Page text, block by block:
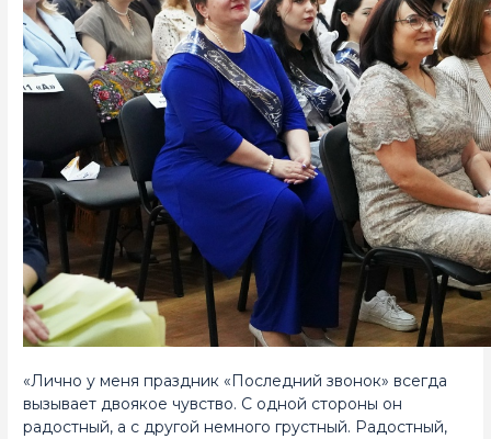
«Лично у меня праздник «Последний звонок» всегда
вызывает двоякое чувство. С одной стороны он
радостный, а с другой немного грустный. Радостный,